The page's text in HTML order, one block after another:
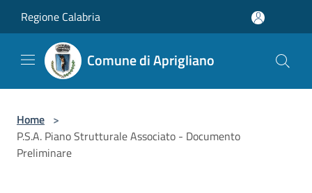
Regione Calabria
Comune di Aprigliano
Home >
P.S.A. Piano Strutturale Associato - Documento
Preliminare